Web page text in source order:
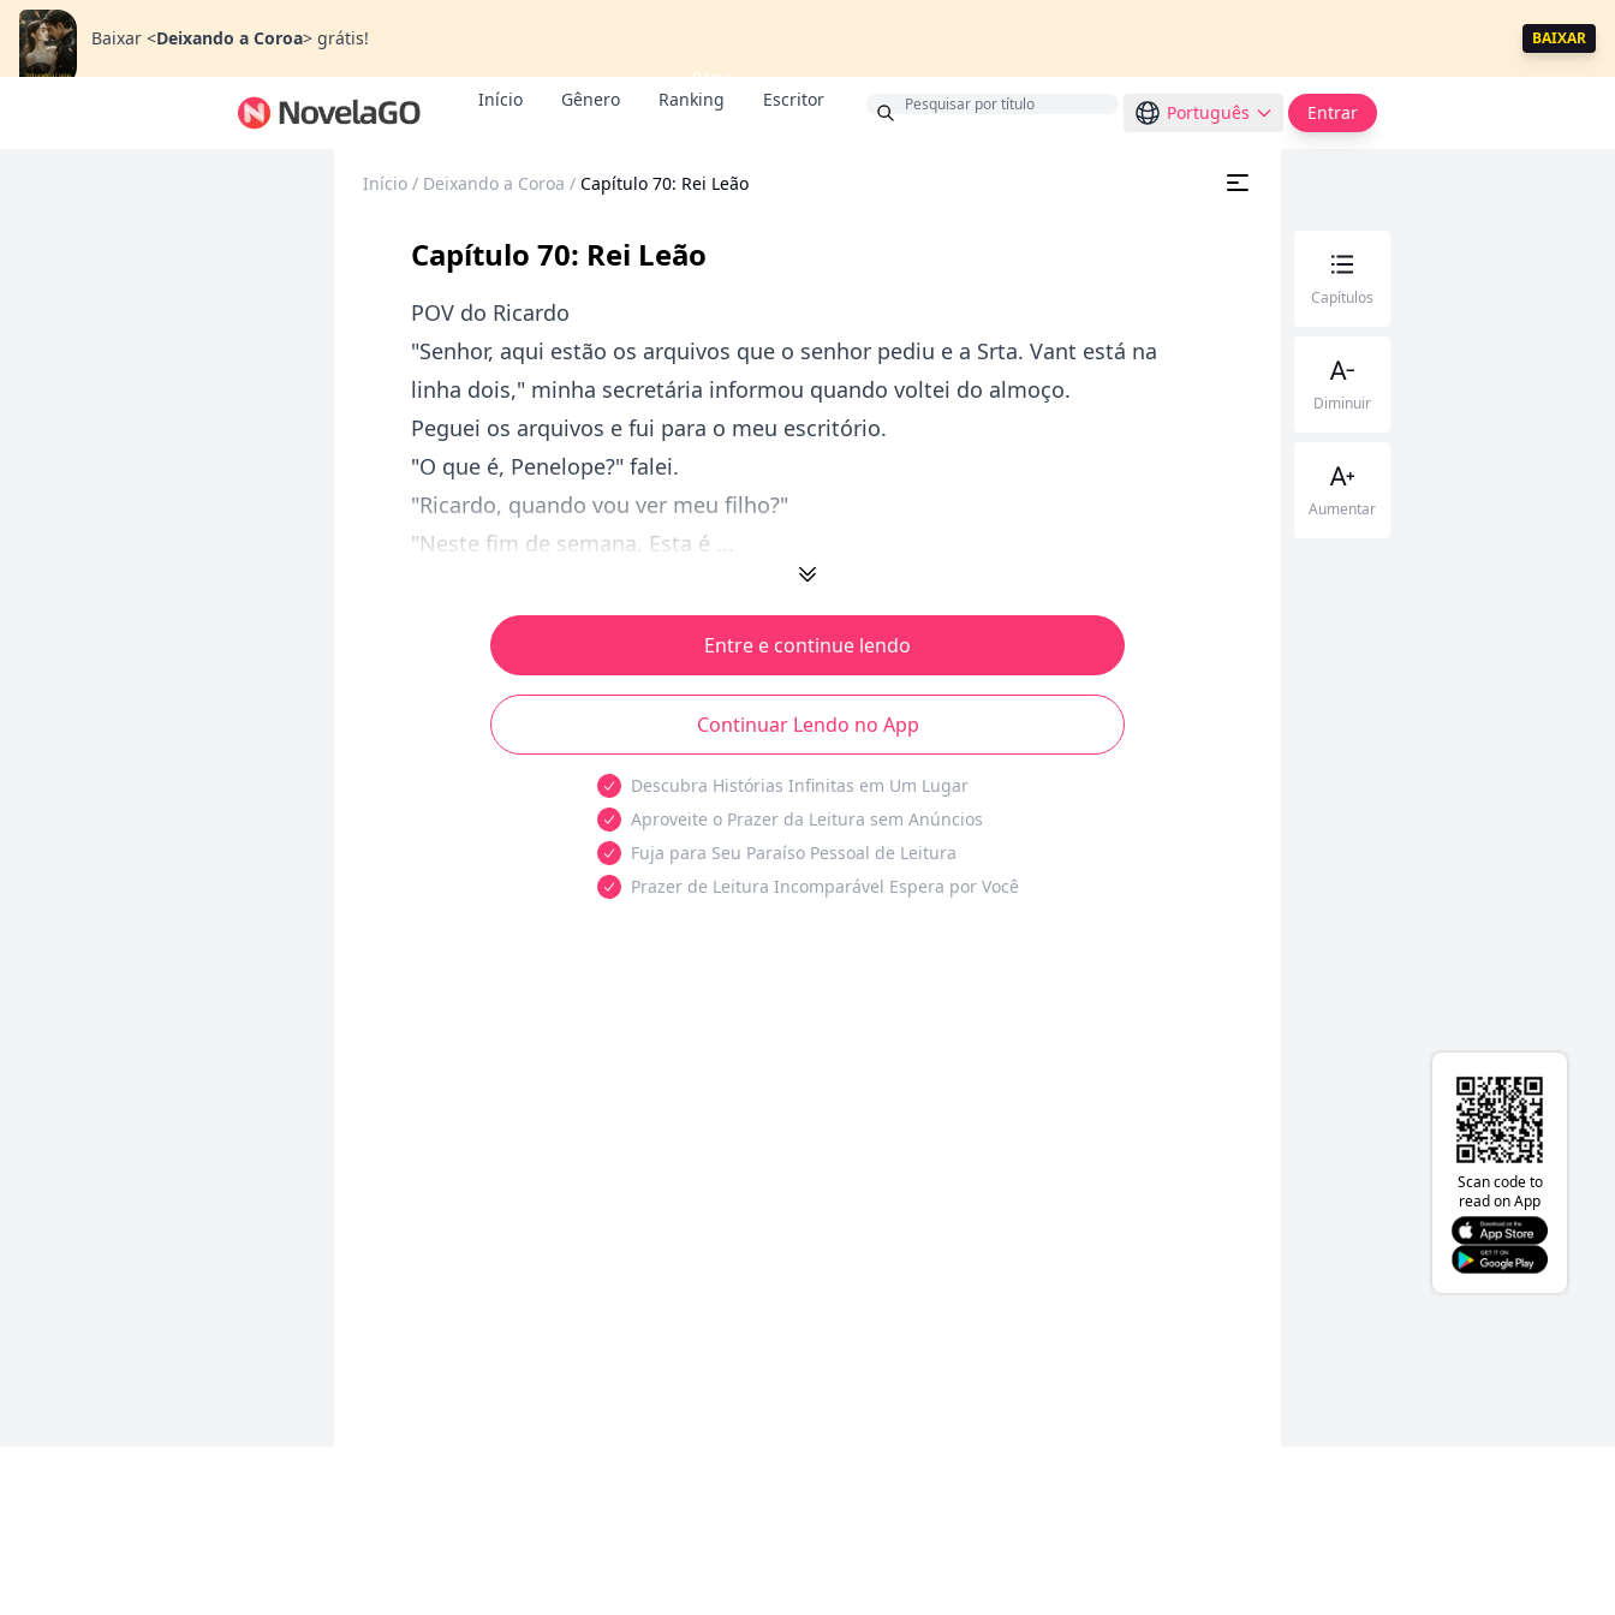
Baixar <Deixando a Coroa> grátis! BAIXAR
Início Gênero Ranking Escritor
Bônus
Português Entrar
Início / Deixando a Coroa / Capítulo 70: Rei Leão
Capítulo 70: Rei Leão
POV do Ricardo
"Senhor, aqui estão os arquivos que o senhor pediu e a Srta. Vant está na
linha dois," minha secretária informou quando voltei do almoço.
Peguei os arquivos e fui para o meu escritório.
"O que é, Penelope?" falei.
"Ricardo, quando vou ver meu filho?"
"Neste fim de semana. Esta é ...
Entre e continue lendo
Continuar Lendo no App
Descubra Histórias Infinitas em Um Lugar
Aproveite o Prazer da Leitura sem Anúncios
Fuja para Seu Paraíso Pessoal de Leitura
Prazer de Leitura Incomparável Espera por Você
Capítulos
Diminuir
Aumentar
Scan code to
read on App